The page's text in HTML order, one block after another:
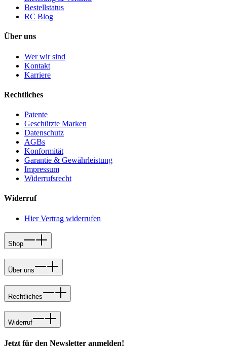
Bestellstatus
RC Blog
Über uns
Wer wir sind
Kontakt
Karriere
Rechtliches
Patente
Geschützte Marken
Datenschutz
AGBs
Konformität
Garantie & Gewährleistung
Impressum
Widerrufsrecht
Widerruf
Hier Vertrag widerrufen
Shop
Über uns
Rechtliches
Widerruf
Jetzt für den Newsletter anmelden!